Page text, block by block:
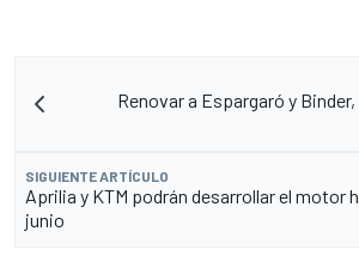
Renovar a Espargaró y
SIGUIENTE ARTÍCULO
Aprilia y KTM podrán desarrollar el motor
junio